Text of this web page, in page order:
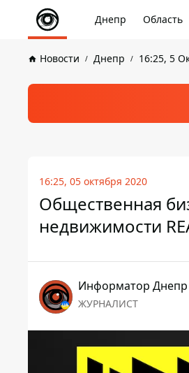
Днепр Область
Новости Днепр 16:25, 5
16:25, 05 октября 2020
Общественная
недвижимости
Информатор Днепр
ЖУРНАЛИСТ